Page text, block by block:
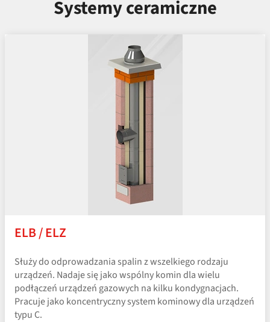
Systemy ceramiczne
ELB / ELZ
Służy do odprowadzania spalin z wszelkiego rodzaju
urządzeń. Nadaje się jako wspólny komin dla wielu
podłączeń urządzeń gazowych na kilku kondygnacjach.
Pracuje jako koncentryczny system kominowy dla urządzeń
typu C.